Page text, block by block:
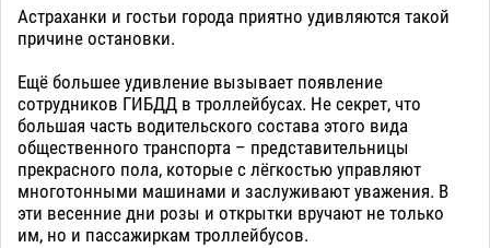
Астраханки и гостьи города приятно удивляются такой
причине остановки.
Ещё большее удивление вызывает появление
сотрудников ГИБДД в троллейбусах. Не секрет, что
большая часть водительского состава этого вида
общественного транспорта – представительницы
прекрасного пола, которые с лёгкостью управляют
многотонными машинами и заслуживают уважения. В
эти весенние дни розы и открытки вручают не только
им, но и пассажиркам троллейбусов.